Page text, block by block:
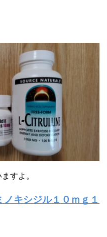
すよ。
キシジル１０ｍｇ １